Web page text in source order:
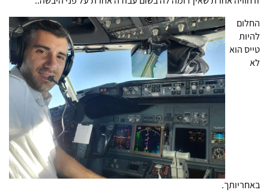
החלום
להיות
טייס הוא
לא
באחריותך.